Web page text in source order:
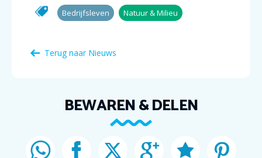
Bedrijfsleven Natuur & Milieu
Terug naar Nieuws
BEWAREN & DELEN